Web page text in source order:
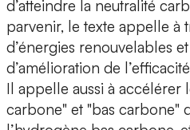
d’atteindre la neutralité
parvenir, le texte appelle à
d’énergies renouvelables
d’amélioration de
Il appelle aussi à accélérer
carbone" et "bas carbone"